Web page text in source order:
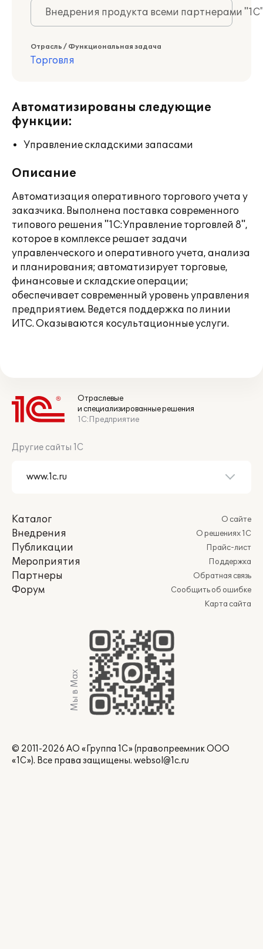
Внедрения продукта всеми партнерами
Отрасль / Функциональная задача
Торговля
Автоматизированы следующие
функции:
Управление складскими запасами
Описание
Автоматизация оперативного торгового учета у
заказчика. Выполнена поставка современного
типового решения "1С:Управление торговлей 8",
которое в комплексе решает задачи
управленческого и оперативного учета, анализа
и планирования; автоматизирует торговые,
финансовые и складские операции;
обеспечивает современный уровень управления
предприятием. Ведется поддержка по линии
ИТС. Оказываются косультационные услуги.
Отраслевые
и специализированные решения
1С:Предприятие
Другие сайты 1С
Каталог
Внедрения
Публикации
Мероприятия
Партнеры
Форум
О сайте
О решениях 1С
Прайс-лист
Поддержка
Обратная связь
Сообщить об ошибке
Карта сайта
Мы в Max
© 2011-2026 АО «Группа 1С» (правопреемник ООО
«1С»). Все права защищены. websol@1c.ru